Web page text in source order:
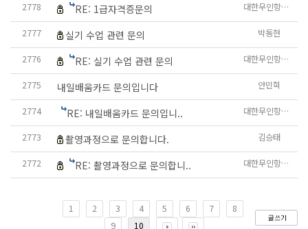
2778 RE: 1급자격증문의 대한무인항공교육원
2777 실기 수업 관련 문의 박동현
2776 RE: 실기 수업 관련 문의 대한무인항공교육원
2775 내일배움카드 문의입니다 안민혁
2774 RE: 내일배움카드 문의입니.. 대한무인항공교육원
2773 촬영과정으로 문의합니다. 김승태
2772 RE: 촬영과정으로 문의합니.. 대한무인항공교육원
1 2 3 4 5 6 7
8
9
10